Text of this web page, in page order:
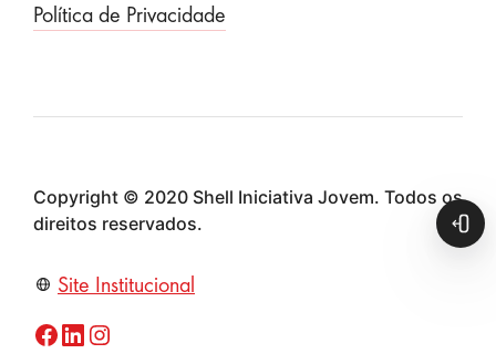
Política de Privacidade
Copyright © 2020 Shell Iniciativa Jovem. Todos os
direitos reservados.
Site Institucional